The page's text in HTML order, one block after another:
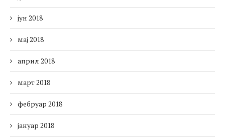
јун 2018
мај 2018
април 2018
март 2018
фебруар 2018
јануар 2018